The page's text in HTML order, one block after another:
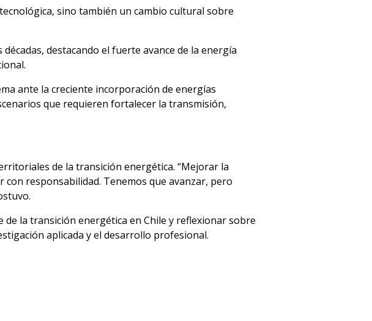
sino también un cambio cultural sobre
destacando el fuerte avance de la energía
ante la creciente incorporación de energías
que requieren fortalecer la transmisión,
de la transición energética. “Mejorar la
responsabilidad. Tenemos que avanzar, pero
la transición energética en Chile y reflexionar sobre
aplicada y el desarrollo profesional.